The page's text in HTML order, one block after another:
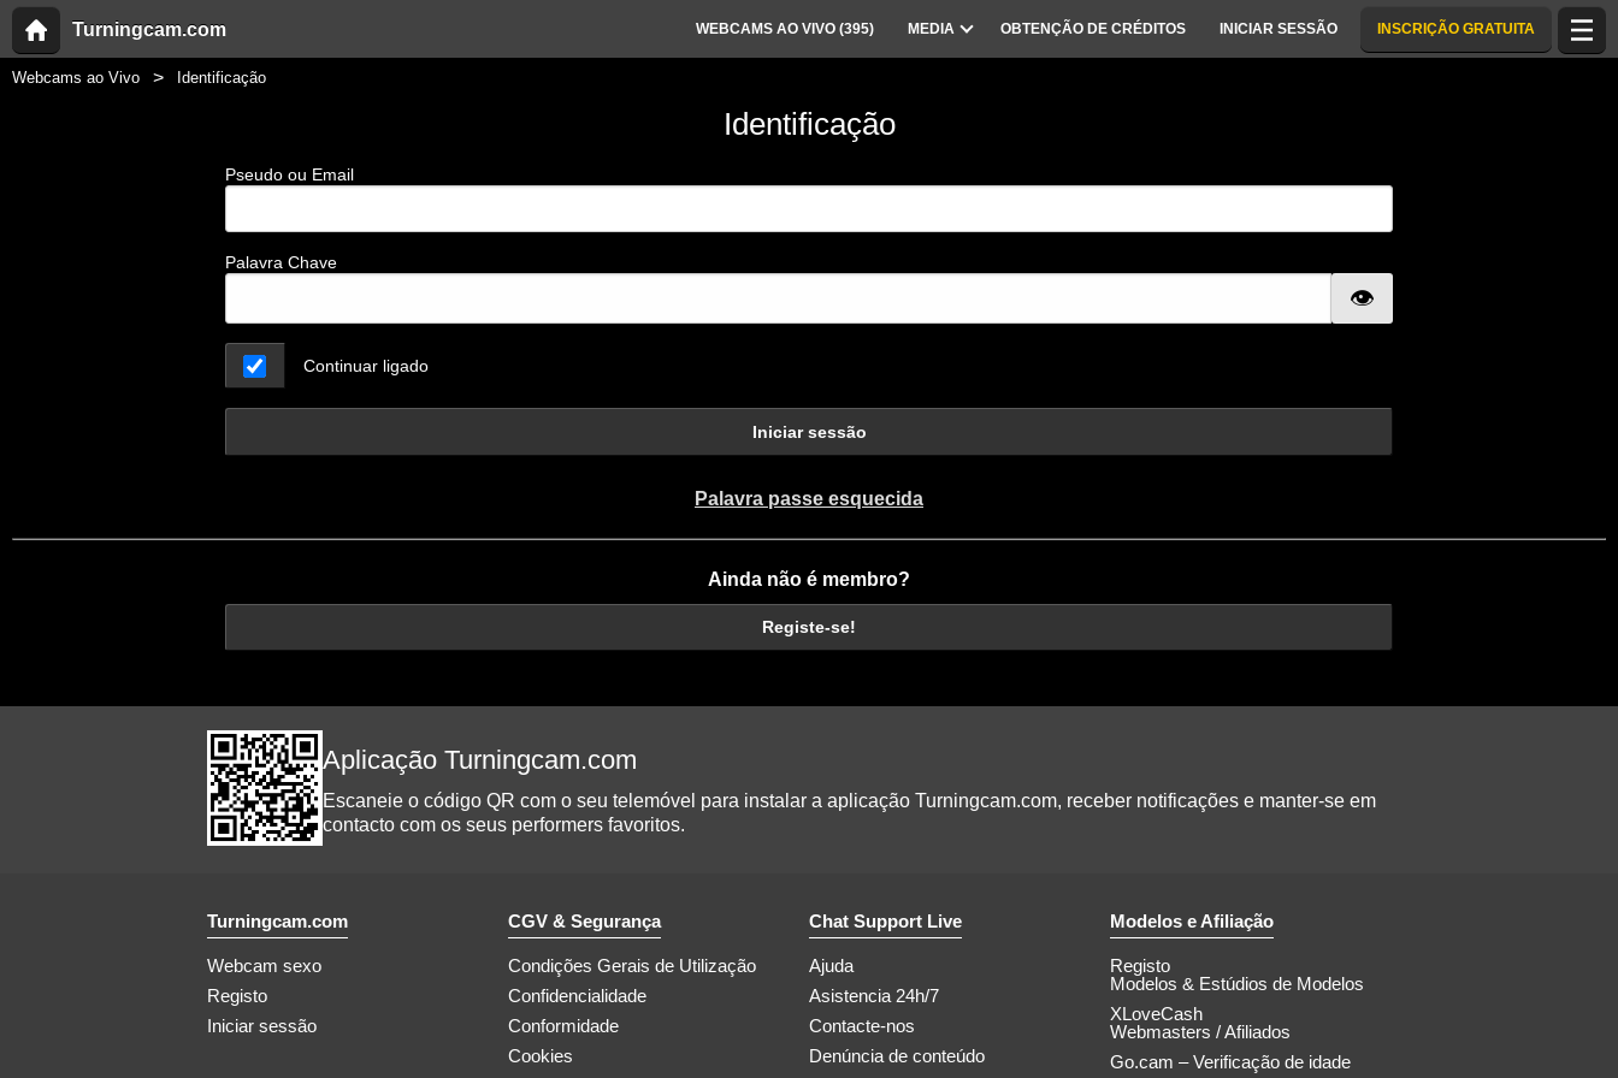
Turningcam.com WEBCAMS AO VIVO (395) MEDIA OBTENÇÃO DE CRÉDITOS INICIAR SESSÃO INSCRIÇÃO GRATUITA
Webcams ao Vivo Identificação
Identificação
Pseudo ou Email
Palavra Chave
Continuar ligado
Iniciar sessão
Palavra passe esquecida
Ainda não é membro?
Registe-se!
Aplicação Turningcam.com
Escaneie o código QR com o seu telemóvel para instalar a aplicação Turningcam.com, receber notificações e manter-se em
contacto com os seus performers favoritos.
Turningcam.com
Webcam sexo
Registo
Iniciar sessão
CGV & Segurança
Condições Gerais de Utilização
Confidencialidade
Conformidade
Cookies
Chat Support Live
Ajuda
Asistencia 24h/7
Contacte-nos
Denúncia de conteúdo
Modelos e Afiliação
Registo
Modelos & Estúdios de Modelos
XLoveCash
Webmasters / Afiliados
Go.cam – Verificação de idade